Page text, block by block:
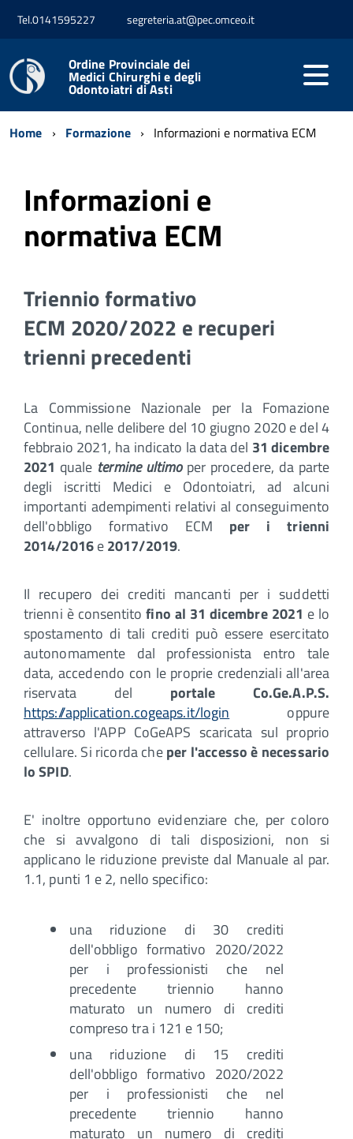
Tel.0141595227 segreteria.at@pec.omceo.it
Ordine Provinciale dei
Medici Chirurghi e degli
Odontoiatri di Asti
Home Formazione Informazioni e normativa ECM
Informazioni e
normativa ECM
Triennio formativo
ECM 2020/2022 e recuperi
trienni precedenti
La Commissione Nazionale per la Fomazione
Continua, nelle delibere del 10 giugno 2020 e del 4
febbraio 2021, ha indicato la data del 31 dicembre
2021 quale termine ultimoper procedere, da parte
degli iscritti Medici e Odontoiatri, ad alcuni
importanti adempimenti relativi al conseguimento
dell'obbligo formativo ECM per i trienni
2014/2016e2017/2019.
Il recupero dei crediti mancanti per i suddetti
trienni è consentitofino al 31 dicembre 2021 e lo
spostamento di tali crediti può essere esercitato
autonomamente dal professionista entro tale
data, accedendo con le proprie credenziali all'area
riservata del portale Co.Ge.A.P.S.
https://application.cogeaps.it/login oppure
attraverso l'APP CoGeAPS scaricata sul proprio
cellulare. Si ricorda cheper l'accesso è necessario
lo SPID.
E' inoltre opportuno evidenziare che, per coloro
che si avvalgono di tali disposizioni, non si
applicano le riduzione previste dal Manuale al par.
1.1, punti 1 e 2, nello specifico:
una riduzione di 30 crediti
dell'obbligo formativo 2020/2022
per i professionisti che nel
precedente triennio hanno
maturato un numero di crediti
compreso tra i 121 e 150;
una riduzione di 15 crediti
dell'obbligo formativo 2020/2022
per i professionisti che nel
precedente triennio hanno
maturato un numero di crediti